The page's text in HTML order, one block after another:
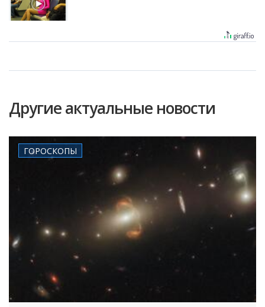
Другие актуальные новости
ГОРОСКОПЫ